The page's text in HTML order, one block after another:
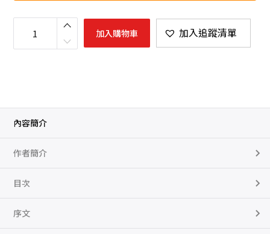
思
明
類
的
系
與
星
量
加入購物車 加入追蹤清單
內容簡介
作者簡介
目次
序文